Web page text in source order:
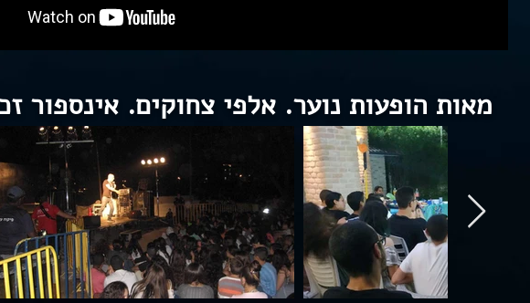
מאות הופעות נוער. אלפי צחוקים. אינספור